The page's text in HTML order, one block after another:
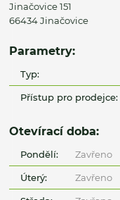
Jinačovice 151
66434 Jinačovice
Parametry:
Typ:
Přístup pro prodejce:
Otevírací doba:
Pondělí: Zavřeno
Úterý: Zavřeno